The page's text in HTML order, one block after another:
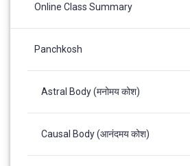
Online Class Summary
Panchkosh
Astral Body (मनोमय कोश)
Causal Body (आनंदमय कोश)